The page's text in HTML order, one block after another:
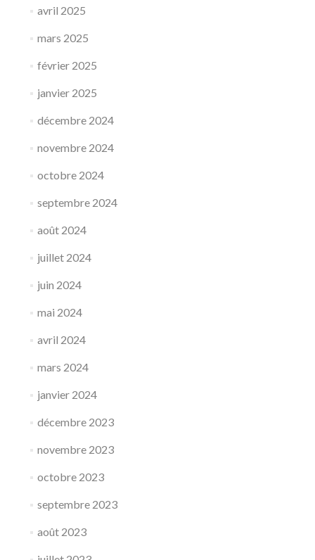
avril 2025
mars 2025
février 2025
janvier 2025
décembre 2024
novembre 2024
octobre 2024
septembre 2024
août 2024
juillet 2024
juin 2024
mai 2024
avril 2024
mars 2024
janvier 2024
décembre 2023
novembre 2023
octobre 2023
septembre 2023
août 2023